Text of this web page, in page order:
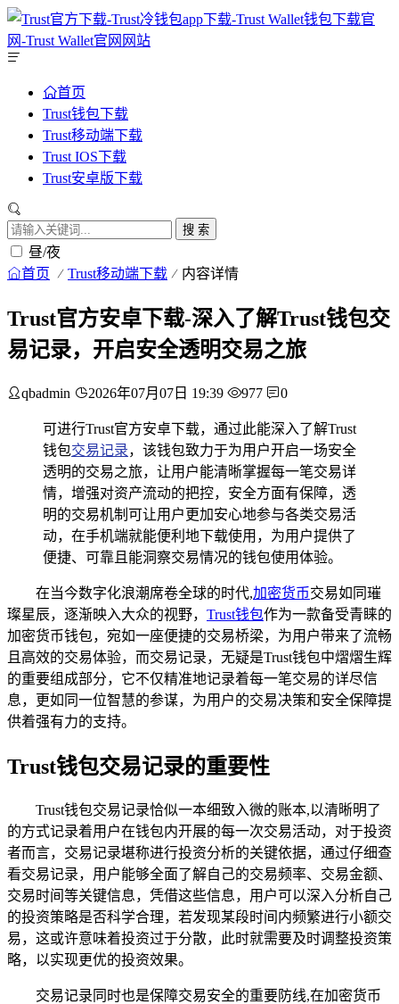
首页
Trust钱包下载
Trust移动端下载
Trust IOS下载
Trust安卓版下载
搜 索
昼/夜
首页 Trust移动端下载 内容详情
Trust官方安卓下载-深入了解Trust钱包交
易记录，开启安全透明交易之旅
qbadmin 2026年07月07日 19:39 977 0
可进行Trust官方安卓下载，通过此能深入了解Trust
钱包交易记录，该钱包致力于为用户开启一场安全
透明的交易之旅，让用户能清晰掌握每一笔交易详
情，增强对资产流动的把控，安全方面有保障，透
明的交易机制可让用户更加安心地参与各类交易活
动，在手机端就能便利地下载使用，为用户提供了
便捷、可靠且能洞察交易情况的钱包使用体验。
在当今数字化浪潮席卷全球的时代,加密货币交易如同璀
璨星辰，逐渐映入大众的视野， Trust钱包作为一款备受青睐的
加密货币钱包，宛如一座便捷的交易桥梁，为用户带来了流畅
且高效的交易体验，而交易记录，无疑是Trust钱包中熠熠生辉
的重要组成部分，它不仅精准地记录着每一笔交易的详尽信
息，更如同一位智慧的参谋，为用户的交易决策和安全保障提
供着强有力的支持。
Trust钱包交易记录的重要性
Trust钱包交易记录恰似一本细致入微的账本,以清晰明了
的方式记录着用户在钱包内开展的每一次交易活动，对于投资
者而言，交易记录堪称进行投资分析的关键依据，通过仔细查
看交易记录，用户能够全面了解自己的交易频率、交易金额、
交易时间等关键信息，凭借这些信息，用户可以深入分析自己
的投资策略是否科学合理，若发现某段时间内频繁进行小额交
易，这或许意味着投资过于分散，此时就需要及时调整投资策
略，以实现更优的投资效果。
交易记录同时也是保障交易安全的重要防线,在加密货币